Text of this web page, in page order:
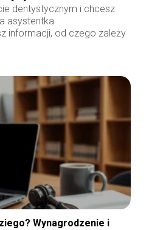
dentystycznym i chcesz
asystentka
informacji, od czego zależy
Wynagrodzenie i